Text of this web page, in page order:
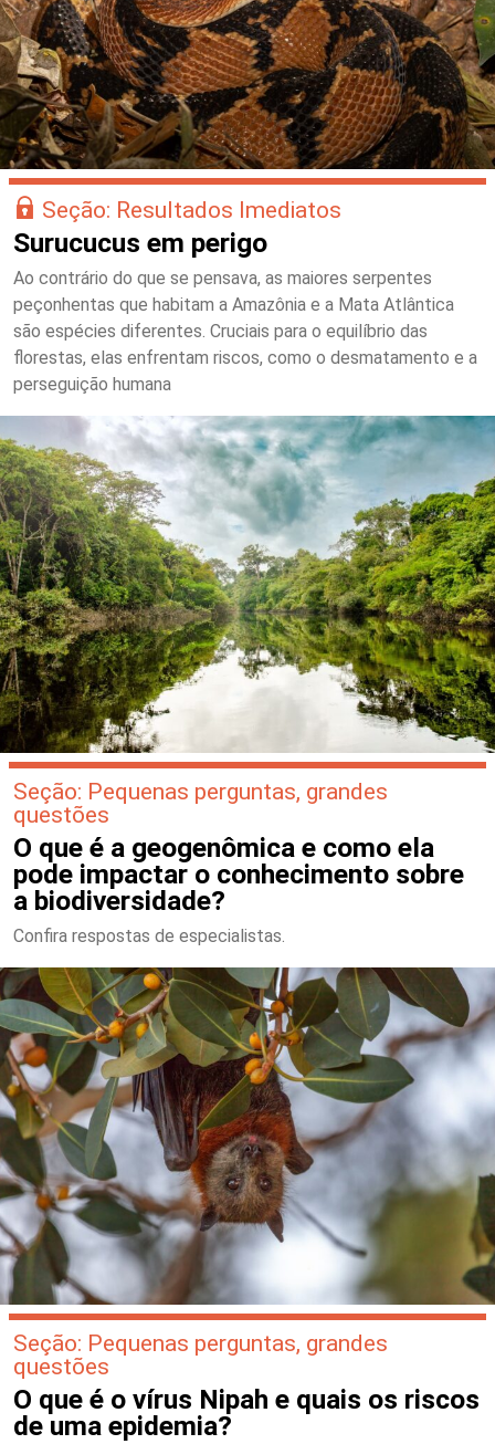
Seção: Resultados Imediatos
Surucucus em perigo
Ao contrário do que se pensava, as maiores serpentes
peçonhentas que habitam a Amazônia e a Mata Atlântica
são espécies diferentes. Cruciais para o equilíbrio das
florestas, elas enfrentam riscos, como o desmatamento e a
perseguição humana
Seção: Pequenas perguntas, grandes
questões
O que é a geogenômica e como ela
pode impactar o conhecimento sobre
a biodiversidade?
Confira respostas de especialistas.
Seção: Pequenas perguntas, grandes
questões
O que é o vírus Nipah e quais os riscos
de uma epidemia?